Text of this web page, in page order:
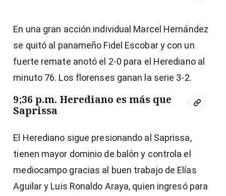
En una gran acción individual Marcel Hernández
se quitó al panameño Fidel Escobar y con un
fuerte remate anotó el 2-0 para el Herediano al
minuto 76. Los florenses ganan la serie 3-2.
9;36 p.m. Herediano es más que
Saprissa
El Herediano sigue presionando al Saprissa,
tienen mayor dominio de balón y controla el
mediocampo gracias al buen trabajo de Elías
Aguilar y Luis Ronaldo Araya, quien ingresó para